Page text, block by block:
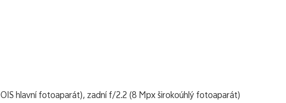
hlavní fotoaparát), zadní f/2.2 (8 Mpx širokoúhlý fotoaparát)